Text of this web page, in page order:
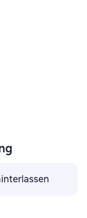
основе 967 оценок